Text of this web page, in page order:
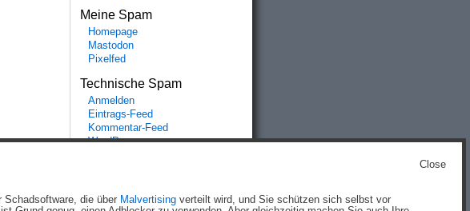
Meine Spam
Homepage
Mastodon
Pixelfed
Technische Spam
Anmelden
Eintrags-Feed
Kommentar-Feed
WordPress.org
.
Close
Schadsoftware, die über Malvertising verteilt wird, und Sie schützen sich selbst vor